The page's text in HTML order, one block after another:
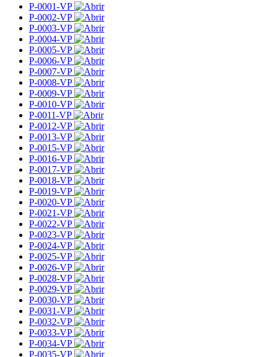
P-0001-VP
P-0002-VP
P-0003-VP
P-0004-VP
P-0005-VP
P-0006-VP
P-0007-VP
P-0008-VP
P-0009-VP
P-0010-VP
P-0011-VP
P-0012-VP
P-0013-VP
P-0015-VP
P-0016-VP
P-0017-VP
P-0018-VP
P-0019-VP
P-0020-VP
P-0021-VP
P-0022-VP
P-0023-VP
P-0024-VP
P-0025-VP
P-0026-VP
P-0028-VP
P-0029-VP
P-0030-VP
P-0031-VP
P-0032-VP
P-0033-VP
P-0034-VP
P-0035-VP